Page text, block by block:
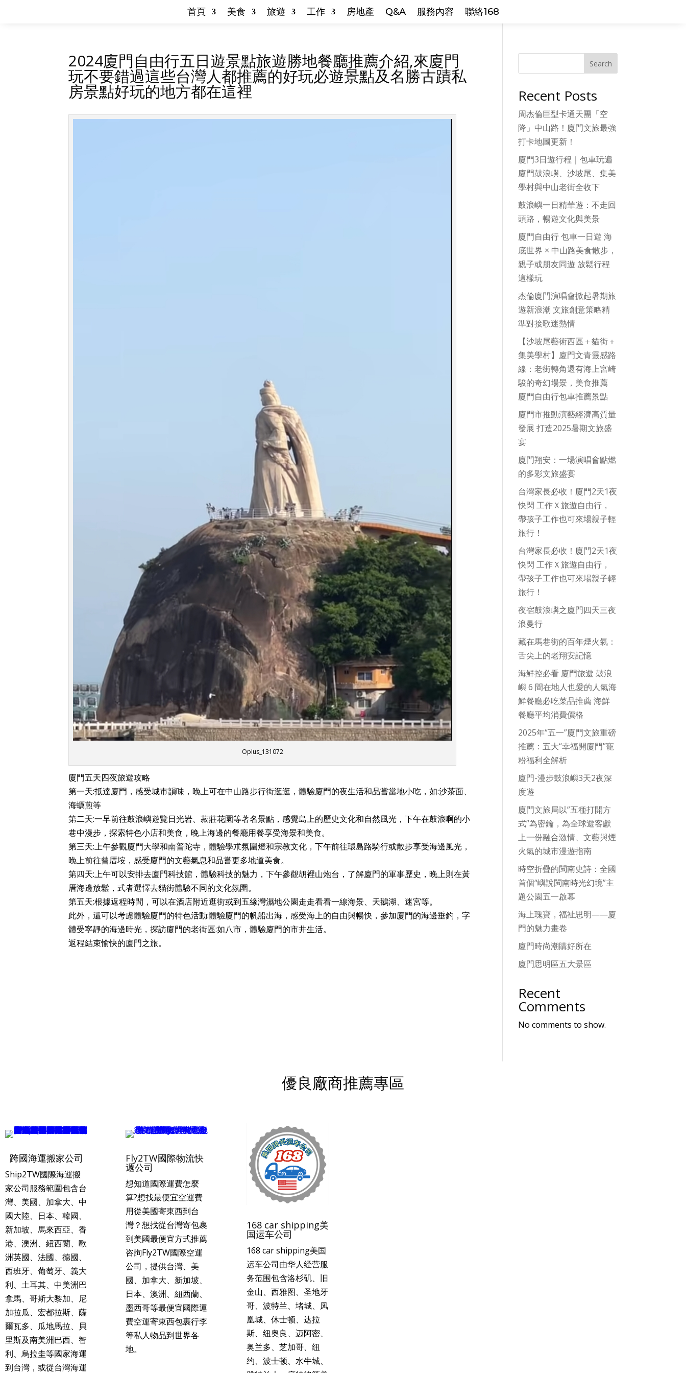
首頁 美食 旅遊 工作 房地產 Q&A 服務內容 聯絡168
2024廈門自由行五日遊景點旅遊勝地餐廳推薦介紹,來廈門
玩不要錯過這些台灣人都推薦的好玩必遊景點及名勝古蹟私
房景點好玩的地方都在這裡
Oplus_131072
廈門五天四夜旅遊攻略
第一天:抵達廈門，感受城市韻味，晚上可在中山路步行街逛逛，體驗廈門的夜生活和品嘗當地小吃，如:沙茶面、
海蠣煎等
第二天:一早前往鼓浪嶼遊覽日光岩、菽莊花園等著名景點，感覺島上的歷史文化和自然風光，下午在鼓浪啊的小
巷中漫步，探索特色小店和美食，晚上海邊的餐廳用餐享受海景和美食。
第三天:上午參觀廈門大學和南普陀寺，體驗學朮氛圍燈和宗教文化，下午前往環島路騎行或散步享受海邊風光，
晚上前往曾厝垵，感受廈門的文藝氣息和品嘗更多地道美食。
第四天:上午可以安排去廈門科技館，體驗科技的魅力，下午參觀胡裡山炮台，了解廈門的軍事歷史，晚上則在黃
厝海邊放鬆，式者選懌去貓街體驗不同的文化氛圍。
第五天:根據返程時間，可以在酒店附近逛街或到五緣灣濕地公園走走看看一線海景、天鵝湖、迷宮等。
此外，還可以考慮體驗廈門的特色活動:體驗廈門的帆船出海，感受海上的自由與暢快，參加廈門的海邊垂釣，字
體受寧靜的海邊時光，探訪廈門的老街區:如八市，體驗廈門的市井生活。
返程結束愉快的廈門之旅。
Search
Recent Posts
周杰倫巨型卡通天團「空
降」中山路！廈門文旅最強
打卡地圖更新！
廈門3日遊行程｜包車玩遍
廈門鼓浪嶼、沙坡尾、集美
學村與中山老街全收下
鼓浪嶼一日精華遊：不走回
頭路，暢遊文化與美景
廈門自由行 包車一日遊 海
底世界 × 中山路美食散步，
親子或朋友同遊 放鬆行程
這樣玩
杰倫廈門演唱會掀起暑期旅
遊新浪潮 文旅創意策略精
準對接歌迷熱情
【沙坡尾藝術西區＋貓街＋
集美學村】廈門文青靈感路
線：老街轉角還有海上宮崎
駿的奇幻場景，美食推薦
廈門自由行包車推薦景點
廈門市推動演藝經濟高質量
發展 打造2025暑期文旅盛
宴
廈門翔安：一場演唱會點燃
的多彩文旅盛宴
台灣家長必收！廈門2天1夜
快閃 工作Ｘ旅遊自由行，
帶孩子工作也可來場親子輕
旅行！
台灣家長必收！廈門2天1夜
快閃 工作Ｘ旅遊自由行，
帶孩子工作也可來場親子輕
旅行！
夜宿鼓浪嶼之廈門四天三夜
浪曼行
藏在馬巷街的百年煙火氣：
舌尖上的老翔安記憶
海鮮控必看 廈門旅遊 鼓浪
嶼 6 間在地人也愛的人氣海
鮮餐廳必吃菜品推薦 海鮮
餐廳平均消費價格
2025年“五一”廈門文旅重磅
推薦：五大“幸福開廈門”寵
粉福利全解析
廈門-漫步鼓浪嶼3天2夜深
度遊
廈門文旅局以”五種打開方
式”為密鑰，為全球遊客獻
上一份融合激情、文藝與煙
火氣的城市漫遊指南
時空折疊的閩南史詩：全國
首個“嶼說閩南時光幻境”主
題公園五一啟幕
海上瑰寶，福祉思明——廈
門的魅力畫卷
廈門時尚潮購好所在
廈門思明區五大景區
Recent
Comments
No comments to show.
優良廠商推薦專區
跨國海運搬家公司
Ship2TW國際海運搬
家公司服務範圍包含台
灣、美國、加拿大、中
國大陸、日本、韓國、
新加坡、馬來西亞、香
港、澳洲、紐西蘭、歐
洲英國、法國、德國、
西班牙、葡萄牙、義大
利、土耳其、中美洲巴
拿馬、哥斯大黎加、尼
加拉瓜、宏都拉斯、薩
爾瓦多、瓜地馬拉、貝
里斯及南美洲巴西、智
利、烏拉圭等國家海運
到台灣，或從台灣海運
Fly2TW國際物流快
遞公司
想知道國際運費怎麼
算?想找最便宜空運費
用從美國寄東西到台
灣？想找從台灣寄包裹
到美國最便宜方式推薦
咨詢Fly2TW國際空運
公司，提供台灣、美
國、加拿大、新加坡、
日本、澳洲、紐西蘭、
墨西哥等最便宜國際運
費空運寄東西包裹行李
等私人物品到世界各
地。
168 car shipping美
国运车公司
168 car shipping美国
运车公司由华人经营服
务范围包含洛杉矶、旧
金山、西雅图、圣地牙
哥、波特兰、堵城、凤
凰城、休士顿、达拉
斯、纽奥良、迈阿密、
奥兰多、芝加哥、纽
约、波士顿、水牛城、